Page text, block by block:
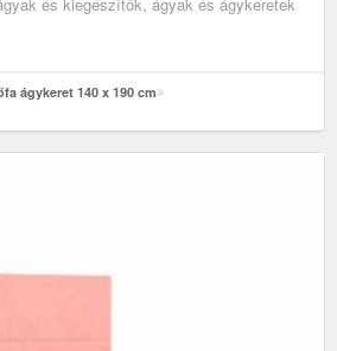
ágykeret 140 x 190 cm